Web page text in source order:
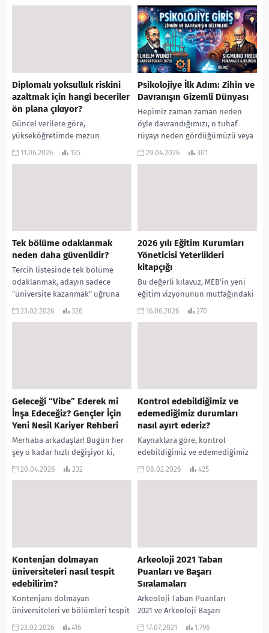
oluşan merkezi bir...
Diplomalı yoksulluk riskini
azaltmak için hangi beceriler
ön plana çıkıyor?
Güncel verilere göre,
yükseköğretimde mezun
sayısının artmasıyla birlikte
11.06.2026 135
Psikolojiye İlk Adım: Zihin ve
Davranışın Gizemli Dünyası
Hepimiz zaman zaman neden
öyle davrandığımızı, o tuhaf
rüyayı neden gördüğümüzü veya
neden bazı alışkanlıklarımızı
29.04.2026 301
Tek bölüme odaklanmak
neden daha güvenlidir?
Tercih listesinde tek bölüme
odaklanmak, adayın sadece
“üniversite kazanmak” uğruna
okumayacağı bir bölüme yerleşip
23.02.2026 326
2026 yılı Eğitim Kurumları
Yöneticisi Yeterlikleri
kitapçığı
Bu değerli kılavuz, MEB’in yeni
eğitim vizyonunun mutfağındaki
en kritik belgelerden biri. Millî
16.06.2026 270
Geleceği “Vibe” Ederek mi
İnşa Edeceğiz? Gençler İçin
Yeni Nesil Kariyer Rehberi
Merhaba arkadaşlar! Bugün her
şey o kadar hızlı değişiyor ki,
üniversiteye girerken popüler
20.04.2026 232
Kontrol edebildiğimiz ve
edemediğimiz durumları
nasıl ayırt ederiz?
Kaynaklara göre, kontrol
edebildiğimiz ve edemediğimiz
durumları ayırt etmek, psikolojik
08.02.2026 425
Kontenjan dolmayan
üniversiteleri nasıl tespit
edebilirim?
Kontenjanı dolmayan
üniversiteleri ve bölümleri tespit
etmek için doğruluğu tescilli
23.02.2026 416
Arkeoloji 2021 Taban
Puanları ve Başarı
Sıralamaları
Arkeoloji Taban Puanları
2021 ve Arkeoloji Başarı
Sıralamaları 2021 açıklandı. Sizler
17.07.2021 1.796